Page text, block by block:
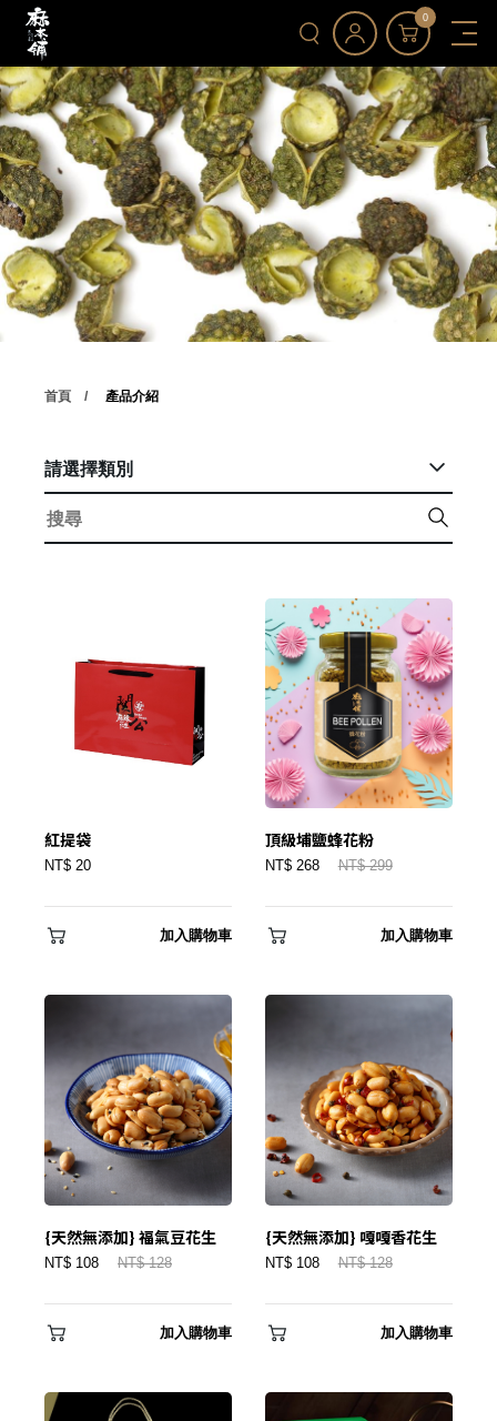
0
首頁 產品介紹
請選擇類別
紅提袋
NT$ 20
加入購物車
頂級埔鹽蜂花粉
NT$ 268 NT$ 299
加入購物車
{天然無添加} 福氣豆花生
NT$ 108 NT$ 128
加入購物車
{天然無添加} 嘎嘎香花生
NT$ 108 NT$ 128
加入購物車